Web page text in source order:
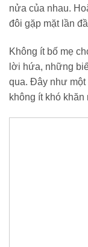
nửa của nhau.
đôi gặp mặt lần
Không ít bố mẹ
lời hứa, những
qua. Đây như một
không ít khó